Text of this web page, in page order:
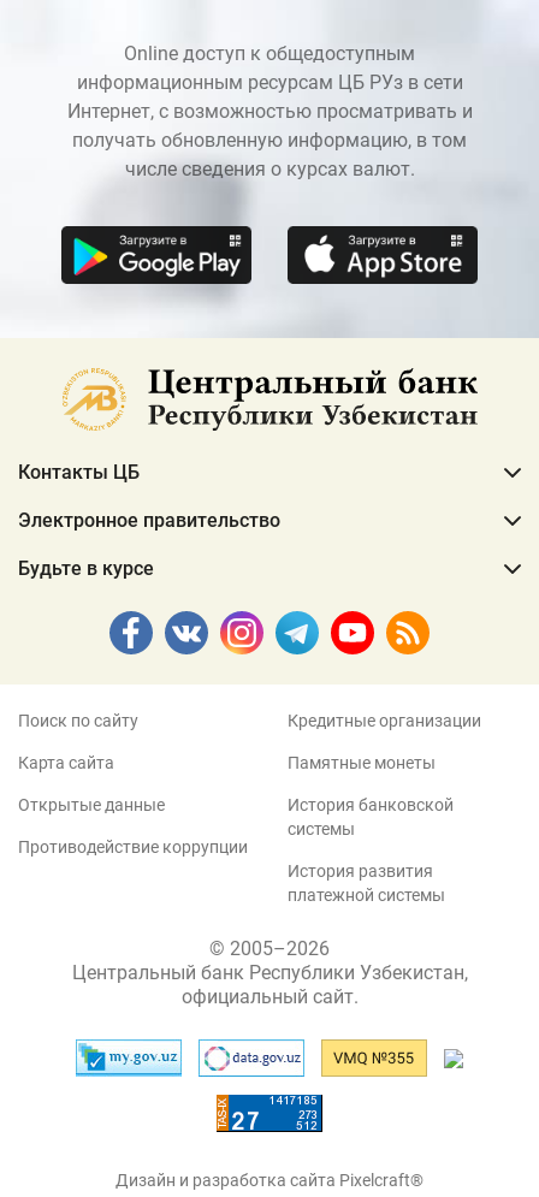
Online доступ к общедоступным
информационным ресурсам ЦБ РУз в сети
Интернет, с возможностью просматривать и
получать обновленную информацию, в том
числе сведения о курсах валют.
Контакты ЦБ
Электронное правительство
Будьте в курсе
Поиск по сайту
Карта сайта
Открытые данные
Противодействие коррупции
Кредитные организации
Памятные монеты
История банковской
системы
История развития
платежной системы
© 2005–2026
Центральный банк Республики Узбекистан,
официальный сайт.
Дизайн и разработка сайта Pixelcraft®